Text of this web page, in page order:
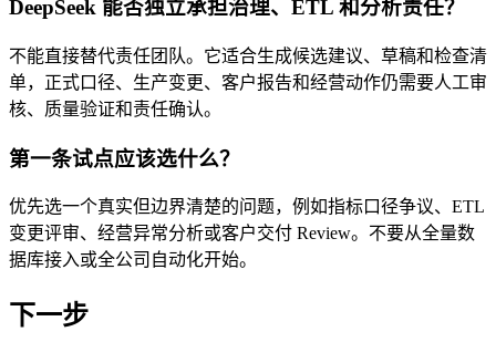
DeepSeek 能否独立承担治理、ETL 和分析责任？
不能直接替代责任团队。它适合生成候选建议、草稿和检查清
单，正式口径、生产变更、客户报告和经营动作仍需要人工审
核、质量验证和责任确认。
第一条试点应该选什么？
优先选一个真实但边界清楚的问题，例如指标口径争议、ETL
变更评审、经营异常分析或客户交付 Review。不要从全量数
据库接入或全公司自动化开始。
下一步